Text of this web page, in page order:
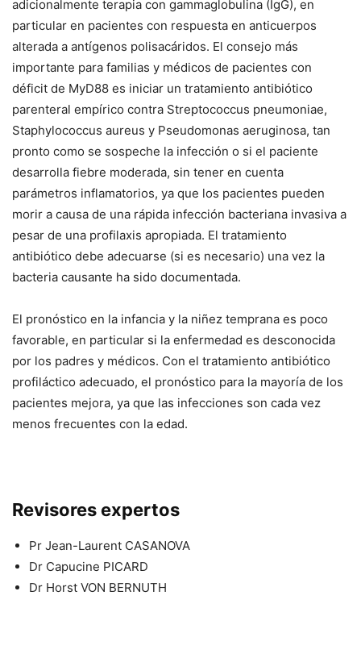
adicionalmente terapia con gammaglobulina (IgG), en
particular en pacientes con respuesta en anticuerpos
alterada a antígenos polisacáridos. El consejo más
importante para familias y médicos de pacientes con
déficit de MyD88 es iniciar un tratamiento antibiótico
parenteral empírico contra Streptococcus pneumoniae,
Staphylococcus aureus y Pseudomonas aeruginosa, tan
pronto como se sospeche la infección o si el paciente
desarrolla fiebre moderada, sin tener en cuenta
parámetros inflamatorios, ya que los pacientes pueden
morir a causa de una rápida infección bacteriana invasiva a
pesar de una profilaxis apropiada. El tratamiento
antibiótico debe adecuarse (si es necesario) una vez la
bacteria causante ha sido documentada.
El pronóstico en la infancia y la niñez temprana es poco
favorable, en particular si la enfermedad es desconocida
por los padres y médicos. Con el tratamiento antibiótico
profiláctico adecuado, el pronóstico para la mayoría de los
pacientes mejora, ya que las infecciones son cada vez
menos frecuentes con la edad.
Revisores expertos
Pr Jean-Laurent CASANOVA
Dr Capucine PICARD
Dr Horst VON BERNUTH